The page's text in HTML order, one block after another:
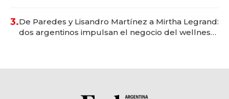
3.De Paredes y Lisandro Martínez a Mirtha Legrand:
dos argentinos impulsan el negocio del wellness